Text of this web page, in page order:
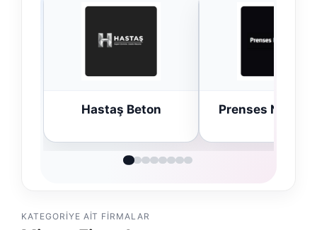
Hastaş Beton Prenses Night
KATEGORIYE AIT FIRMALAR